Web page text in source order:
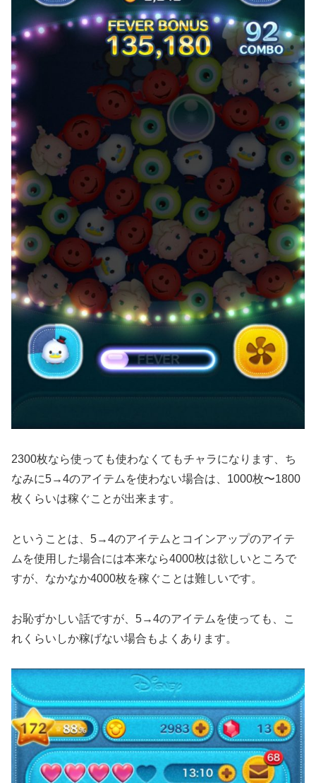
2300枚なら使っても使わなくてもチャラになります、ち
なみに5→4のアイテムを使わない場合は、1000枚〜1800
枚くらいは稼ぐことが出来ます。
ということは、5→4のアイテムとコインアップのアイテ
ムを使用した場合には本来なら4000枚は欲しいところで
すが、なかなか4000枚を稼ぐことは難しいです。
お恥ずかしい話ですが、5→4のアイテムを使っても、こ
れくらいしか稼げない場合もよくあります。